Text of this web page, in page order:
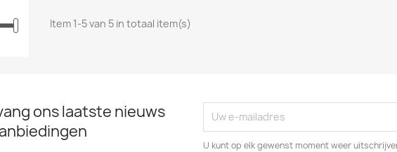
Item 1-5 van 5 in totaal item(s)
ons laatste nieuws
U kunt op elk gewenst moment weer